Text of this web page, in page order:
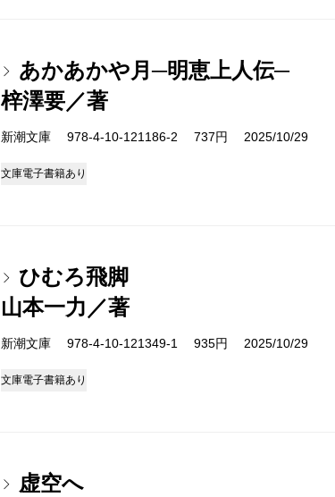
あかあかや月─明恵上人伝─
梓澤要／著
新潮文庫 978-4-10-121186-2 737円 2025/10/29
文庫電子書籍あり
ひむろ飛脚
山本一力／著
新潮文庫 978-4-10-121349-1 935円 2025/10/29
文庫電子書籍あり
虚空へ